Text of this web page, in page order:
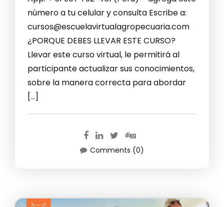
número a tu celular y consulta Escribe a:
cursos@escuelavirtualagropecuaria.com
¿PORQUE DEBES LLEVAR ESTE CURSO?
Llevar este curso virtual, le permitirá al
participante actualizar sus conocimientos,
sobre la manera correcta para abordar
[…]
Comments (0)